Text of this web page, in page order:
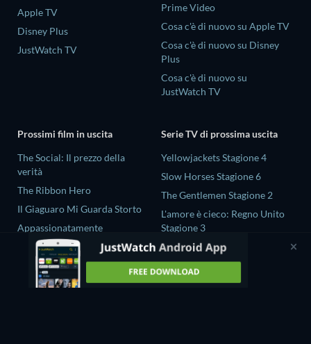
Apple TV
Disney Plus
JustWatch TV
Prime Video
Cosa c'è di nuovo su Apple TV
Cosa c'è di nuovo su Disney
Plus
Cosa c'è di nuovo su
JustWatch TV
Prossimi film in uscita
The Social: Il prezzo della
verità
The Ribbon Hero
Il Giaguaro Mi Guarda Storto
Appassionatamente
Rory Scovel: Show Must Go
Serie TV di prossima uscita
Yellowjackets Stagione 4
Slow Horses Stagione 6
The Gentlemen Stagione 2
L'amore è cieco: Regno Unito
Stagione 3
Gold Spoon Stagione 2